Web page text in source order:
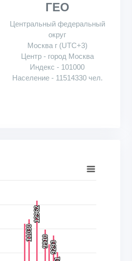
ГЕО
Центральный федеральный
округ
Москва г (UTC+3)
Центр - город Москва
Индекс - 101000
Население - 11514330 чел.
11030
11030
12962
12962
9910
99109293
9293